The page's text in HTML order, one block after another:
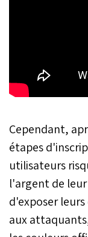
Cependant,
étapes
utilisateurs
l'argent de leur
d'exposer
aux